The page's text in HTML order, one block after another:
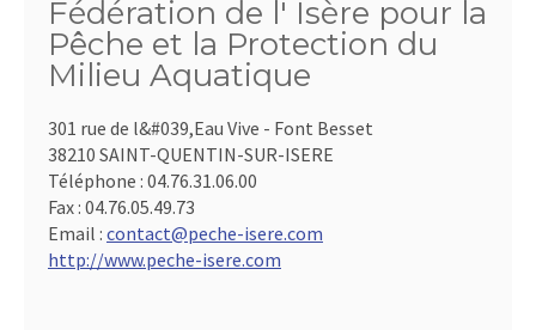
Fédération de l' Isère pour la
Pêche et la Protection du
Milieu Aquatique
301 rue de l&#039,Eau Vive - Font Besset
38210 SAINT-QUENTIN-SUR-ISERE
Téléphone : 04.76.31.06.00
Fax : 04.76.05.49.73
Email : contact@peche-isere.com
http://www.peche-isere.com